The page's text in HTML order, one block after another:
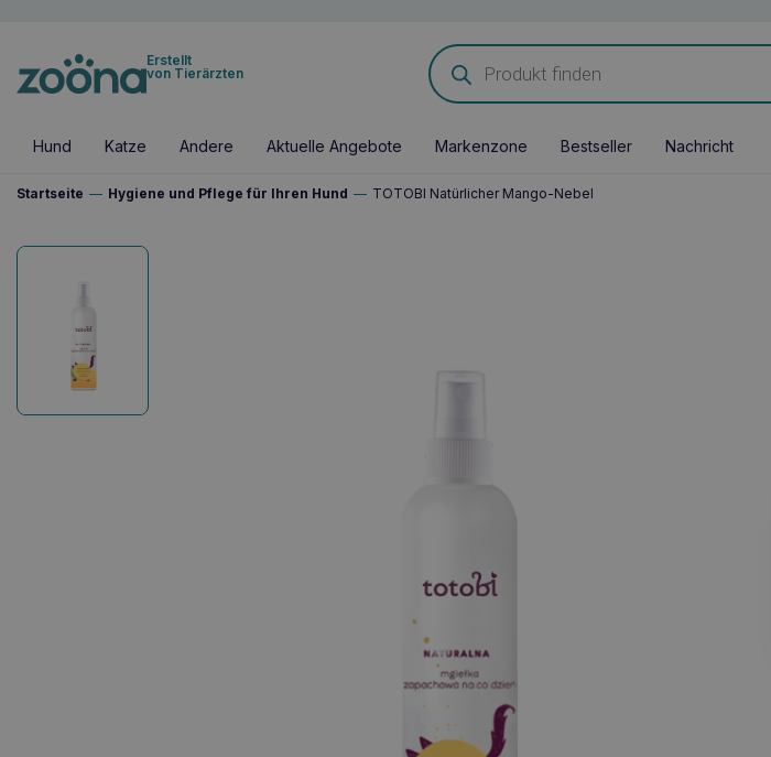
Erstellt
von Tierärzten
Products
search
Hund Katze Andere Aktuelle Angebote Markenzone Bestseller Nachricht
Startseite — Hygiene und Pflege für Ihren Hund — TOTOBI Natürlicher Mango-Nebel